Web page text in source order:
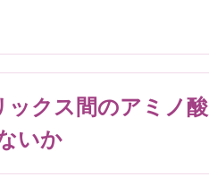
ックス間のアミノ酸
いか